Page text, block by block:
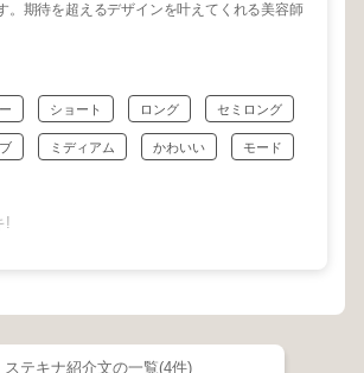
。期待を超えるデザインを叶えてくれる美容師
ショート ロング セミロング
ミディアム かわいい モード
!
ステキナ紹介文の一覧(4件)